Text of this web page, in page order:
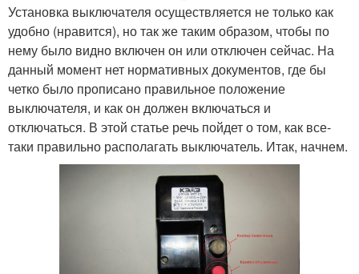
Установка выключателя осуществляется не только как
удобно (нравится), но так же таким образом, чтобы по
нему было видно включен он или отключен сейчас. На
данный момент нет нормативных документов, где бы
четко было прописано правильное положение
выключателя, и как он должен включаться и
отключаться. В этой статье речь пойдет о том, как все-
таки правильно располагать выключатель. Итак, начнем.